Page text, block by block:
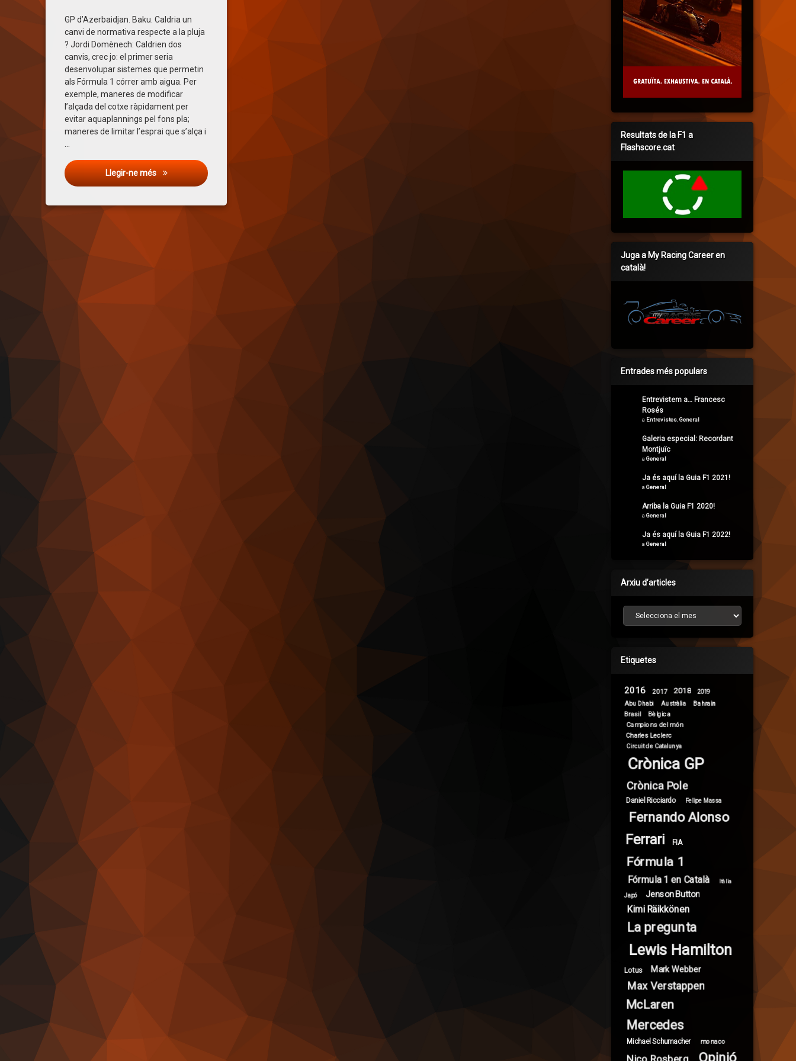
GP d’Azerbaidjan. Baku. Caldria un
canvi de normativa respecte a la pluja
? Jordi Domènech: Caldrien dos
canvis, crec jo: el primer seria
desenvolupar sistemes que permetin
als Fórmula 1 córrer amb aigua. Per
exemple, maneres de modificar
l’alçada del cotxe ràpidament per
evitar aquaplannings pel fons pla;
maneres de limitar l’esprai que s’alça i
…
Llegir-ne mésLa Pregunta: Gran Premi d’Azerbaidjan
Resultats de la F1 a
Flashscore.cat
Juga a My Racing Career en
català!
Entrades més populars
Entrevistem a… Francesc
Rosés
a Entrevistes General
Galeria especial: Recordant
Montjuïc
a General
Ja és aquí la Guia F1 2021!
a General
Arriba la Guia F1 2020!
a General
Ja és aquí la Guia F1 2022!
a General
Arxiu d’articles
Arxiu d’articles
Etiquetes
2016 2017 2018 2019
Abu Dhabi Austràlia
Bahrain
Brasil
Bèlgica
Campions del món
Charles Leclerc
Circuit de Catalunya
Crònica GP
Crònica Pole
Daniel Ricciardo Felipe Massa
Fernando Alonso
Ferrari FIA
Fórmula 1
Fórmula 1 en Català Itàlia
Japó Jenson Button
Kimi Räikkönen
La pregunta
Lewis Hamilton
Lotus Mark Webber
Max Verstappen
McLaren
Mercedes
Michael Schumacher monaco
Opinió